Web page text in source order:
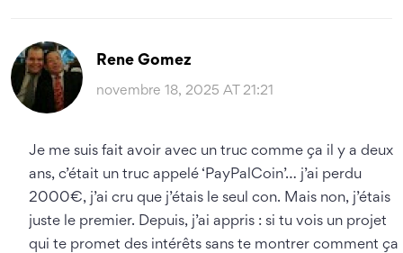
Rene Gomez
novembre 18, 2025 AT 21:21
Je me suis fait avoir avec un truc comme ça il y a deux
ans, c’était un truc appelé ‘PayPalCoin’… j’ai perdu
2000€, j’ai cru que j’étais le seul con. Mais non, j’étais
juste le premier. Depuis, j’ai appris : si tu vois un projet
qui te promet des intérêts sans te montrer comment ça